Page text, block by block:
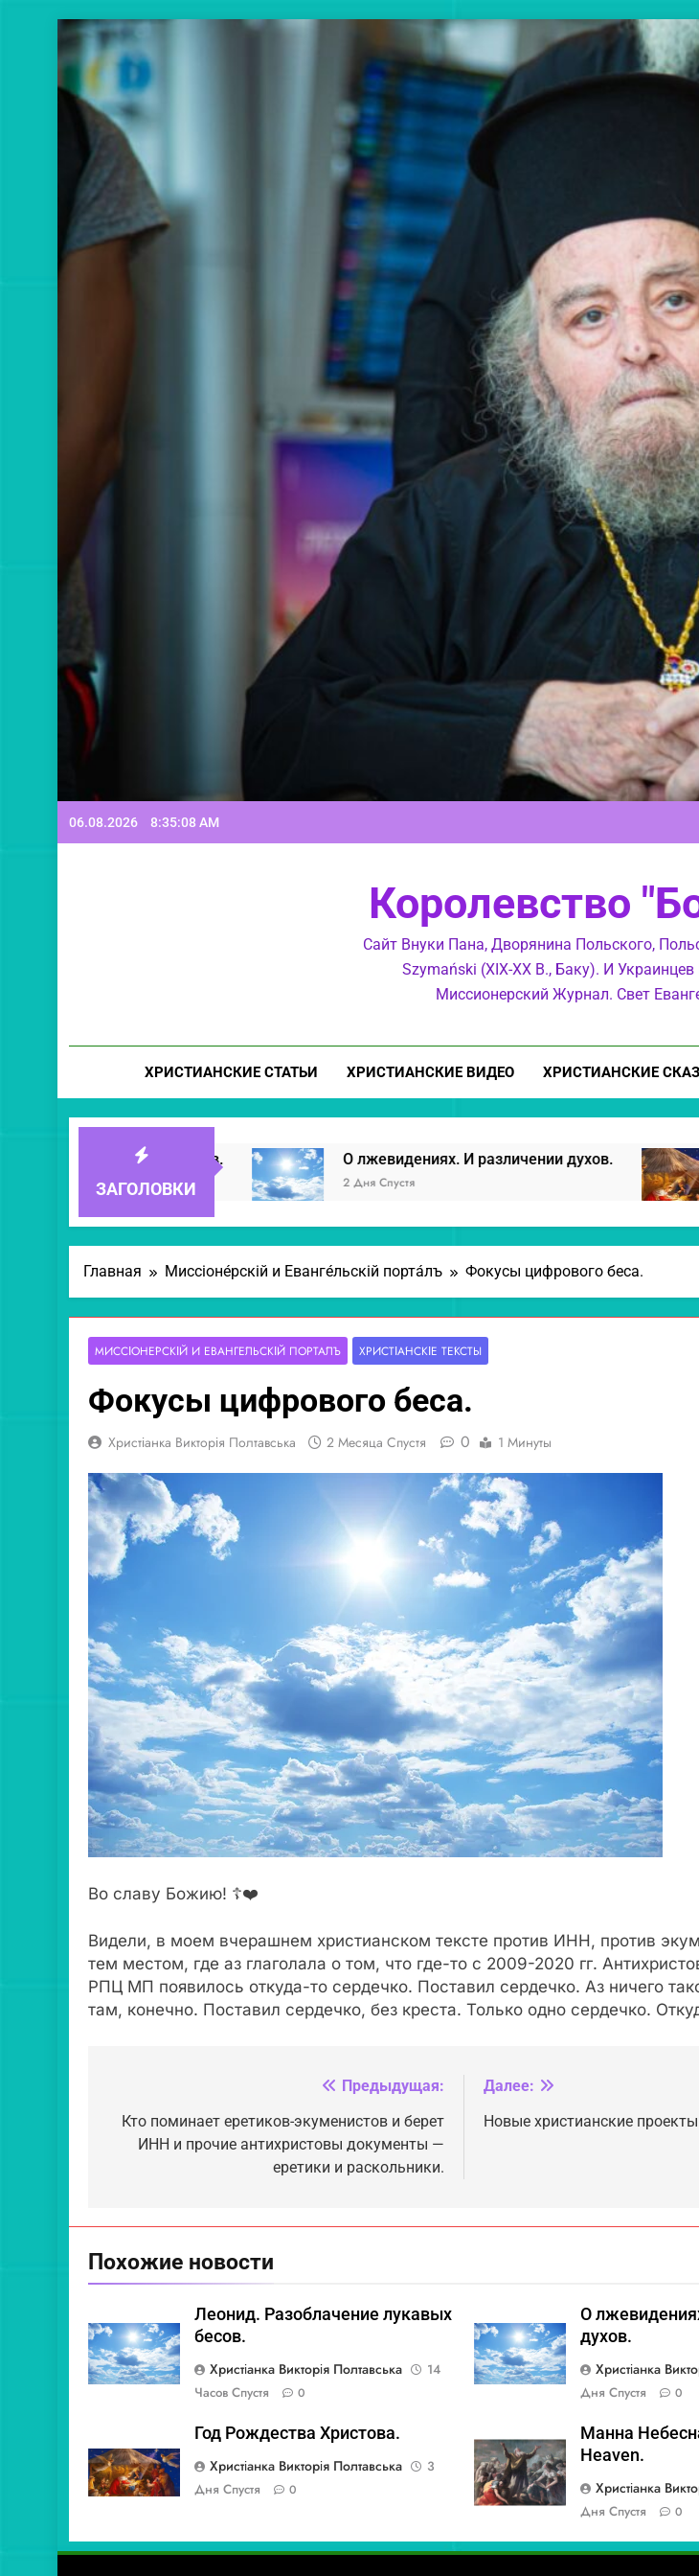
Перейти
к
содержимому
06.08.2026 8:35:09 AM
Королевство
Сайт Внуки Пана, Дворянина Польского,
Szymański (XIX-XX В., Баку). И
Миссионерский Журнал. Свет
ХРИСТИАНСКИЕ СТАТЬИ ХРИСТИАНСКИЕ ВИДЕО ХРИСТИАНСКИЕ
ЗАГОЛОВКИ
О лжевидениях. И различении духов.
2 Дня Спустя
Год
3 Дня
Главная Миссіоне́рскій и Еванге́льскій порта́лъ Фокусы цифрового беса.
МИССІОНЕ́РСКІЙ И ЕВАНГЕ́ЛЬСКІЙ ПОРТА́ЛЪ ХРИСТІА́НСКІЕ ТЕ́КСТЫ
Фокусы цифрового беса.
Христіанка Викторія Полтавська 2 Месяца Спустя 0 1 Минуты
Во славу Божию! ☦❤️
Видели, в моем вчерашнем христианском тексте против ИНН, против
тем местом, где аз глаголала о том, что где-то с 2009-2020 гг.
РПЦ МП появилось откуда-то сердечко. Поставил сердечко. Аз ничего
там, конечно. Поставил сердечко, без креста. Только одно сердечко.
по
записям
Предыдущая:
Кто поминает еретиков-экуменистов и берет
ИНН и прочие антихристовы документы —
еретики и раскольники.
Далее:
Новые христианские
Похожие новости
Леонид. Разоблачение лукавых
бесов.
Христіанка Викторія Полтавська
14
Часов Спустя
0
О
духов.
Христіанка
Дня Спустя
0
Год Рождества Христова.
Христіанка Викторія Полтавська
3
Дня Спустя
0
Манна
Heaven.
Христіанка
Дня Спустя
0